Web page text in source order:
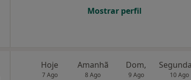
Mostrar perfil
Hoje
7 Ago
Amanhã
8 Ago
Dom,
9 Ago 10 Ago